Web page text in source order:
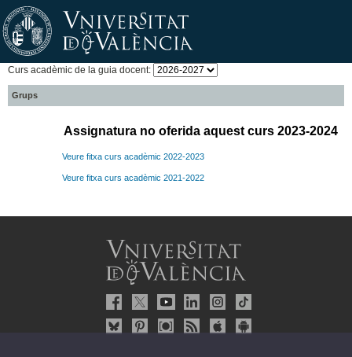
Curs acadèmic de la guia docent:
Grups
Assignatura no oferida aquest curs 2023-2024
Veure fitxa curs acadèmic 2022-2023
Veure fitxa curs acadèmic 2021-2022